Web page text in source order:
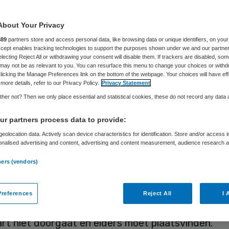
in dienst
Skipr Redactie 26 oktober 2018,13:30 61 keer gelezen
van het bankroete Slotervaartziekenhuis in
leeg. Het hospitaal is erin geslaagd de
die er nog lagen onder te brengen in andere
de hoofdstad, zo maakt de organisatie bekend.
afdelingen blijven open. Patiënten worden
gebeld als hun afspraak op de polikliniek in het
niet doorgaat en elders moet plaatsvinden.
Your Privacy
partners store and access personal data, like browsing data or unique identifiers, on your
enables tracking technologies to support the purposes shown under we and our
Reject All or withdrawing your consent will disable them. If trackers are disabled,
not be as relevant to you. You can resurface this menu to change your choices or
the Manage Preferences link on the bottom of the webpage. Your choices will have
details, refer to our Privacy Policy. Privacy Statement
not? Then we only place essential and statistical cookies, these do not record any data
partners process data to provide:
data. Actively scan device characteristics for identification. Store and/or access
advertising and content, advertising and content measurement, audience research
(vendors)
Reject All I